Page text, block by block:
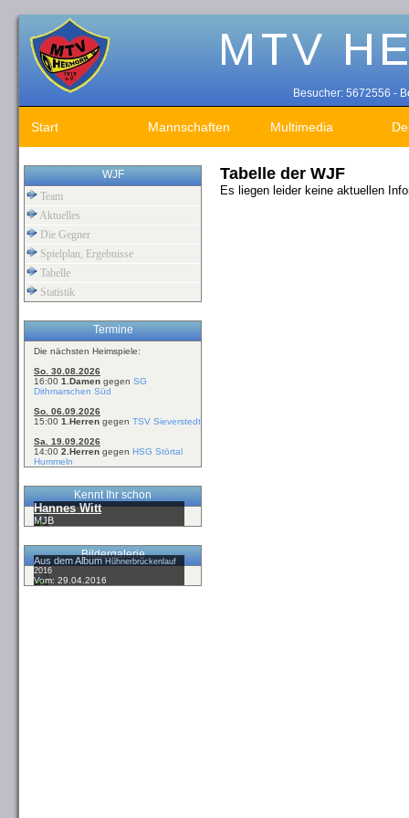
Besucher: 5672556 -
Start Mannschaften Multimedia
WJF
Team
Aktuelles
Die Gegner
Spielplan, Ergebnisse
Tabelle
Statistik
Termine
Die nächsten Heimspiele:
So. 30.08.2026
16:00 1.Damen gegen SG
Dithmarschen Süd
So. 06.09.2026
15:00 1.Herren gegen TSV Sieverstedt
Sa. 19.09.2026
14:00 2.Herren gegen HSG Störtal
Hummeln
Kennt Ihr schon
Hannes Witt
MJB
Bildergalerie
Aus dem AlbumHühnerbrückenlauf
2016
Vom: 29.04.2016
Tabelle der WJF
Es liegen leider keine aktuellen